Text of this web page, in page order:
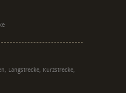
Langstrecke, Kurzstrecke,